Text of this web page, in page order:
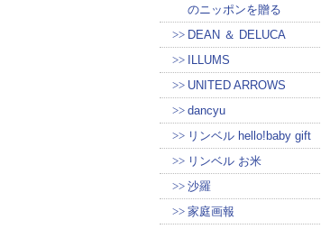
のニッポンを贈る
DEAN ＆ DELUCA
ILLUMS
UNITED ARROWS
dancyu
リンベル hello!baby gift
リンベル お米
沙羅
家庭画報